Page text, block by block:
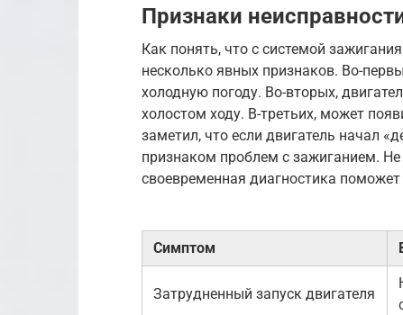
Признаки
Как понять, что с системой
несколько явных признаков. Во-
холодную погоду. Во-вторых,
холостом ходу. В-третьих, может
заметил, что если двигатель начал
признаком проблем с зажиганием.
своевременная диагностика
Симптом
Затрудненный запуск двигателя